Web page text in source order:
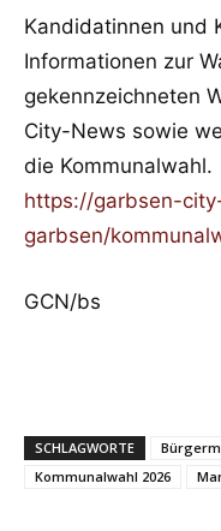
Kandidatinnen und
Informationen zur
gekennzeichneten
City-News sowie
die Kommunalwahl.
https://garbsen-
garbsen/
GCN/bs
SCHLAGWORTE
Kommunalwahl 2026